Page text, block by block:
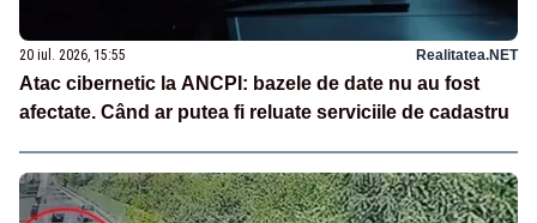
20 iul. 2026, 15:55 Realitatea.NET
Atac cibernetic la ANCPI: bazele de date nu au fost
afectate. Când ar putea fi reluate serviciile de cadastru